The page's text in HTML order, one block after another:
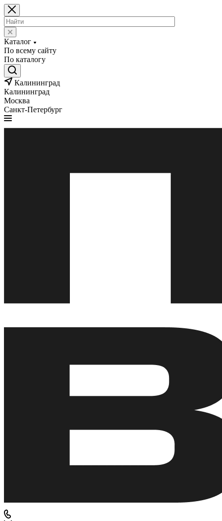
Каталог
По всему сайту
По каталогу
Калининград
Калининград
Москва
Санкт-Петербург